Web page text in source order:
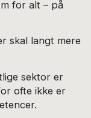
for alt – på
skal langt mere
sektor er
ofte ikke er